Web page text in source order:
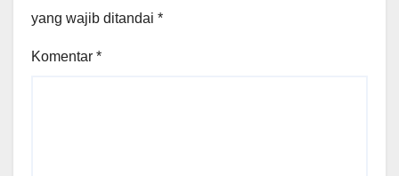
yang wajib ditandai *
Komentar *